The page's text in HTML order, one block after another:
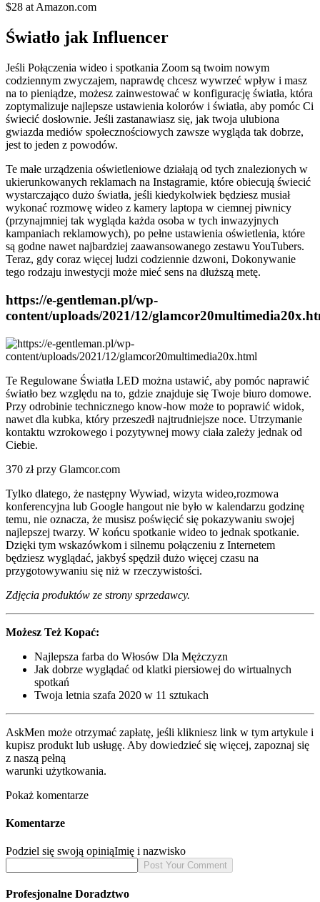
$28 at Amazon.com
Światło jak Influencer
Jeśli Połączenia wideo i spotkania Zoom są twoim nowym
codziennym zwyczajem, naprawdę chcesz wywrzeć wpływ i masz
na to pieniądze, możesz zainwestować w konfigurację światła, która
zoptymalizuje najlepsze ustawienia kolorów i światła, aby pomóc Ci
świecić dosłownie. Jeśli zastanawiasz się, jak twoja ulubiona
gwiazda mediów społecznościowych zawsze wygląda tak dobrze,
jest to jeden z powodów.
Te małe urządzenia oświetleniowe działają od tych znalezionych w
ukierunkowanych reklamach na Instagramie, które obiecują świecić
wystarczająco dużo światła, jeśli kiedykolwiek będziesz musiał
wykonać rozmowę wideo z kamery laptopa w ciemnej piwnicy
(przynajmniej tak wygląda każda osoba w tych inwazyjnych
kampaniach reklamowych), po pełne ustawienia oświetlenia, które
są godne nawet najbardziej zaawansowanego zestawu YouTubers.
Teraz, gdy coraz więcej ludzi codziennie dzwoni, Dokonywanie
tego rodzaju inwestycji może mieć sens na dłuższą metę.
https://e-gentleman.pl/wp-
content/uploads/2021/12/
Te Regulowane Światła LED można ustawić, aby pomóc naprawić
światło bez względu na to, gdzie znajduje się Twoje biuro domowe.
Przy odrobinie technicznego know-how może to poprawić widok,
nawet dla kubka, który przeszedł najtrudniejsze noce. Utrzymanie
kontaktu wzrokowego i pozytywnej mowy ciała zależy jednak od
Ciebie.
370 zł przy Glamcor.com
Tylko dlatego, że następny Wywiad, wizyta wideo,rozmowa
konferencyjna lub Google hangout nie było w kalendarzu godzinę
temu, nie oznacza, że musisz poświęcić się pokazywaniu swojej
najlepszej twarzy. W końcu spotkanie wideo to jednak spotkanie.
Dzięki tym wskazówkom i silnemu połączeniu z Internetem
będziesz wyglądać, jakbyś spędził dużo więcej czasu na
przygotowywaniu się niż w rzeczywistości.
Zdjęcia produktów ze strony sprzedawcy.
Możesz Też Kopać:
Najlepsza farba do Włosów Dla Mężczyzn
Jak dobrze wyglądać od klatki piersiowej do wirtualnych
spotkań
Twoja letnia szafa 2020 w 11 sztukach
AskMen może otrzymać zapłatę, jeśli klikniesz link w tym artykule i
kupisz produkt lub usługę. Aby dowiedzieć się więcej, zapoznaj się
z naszą pełną
warunki użytkowania.
Pokaż komentarze
Komentarze
Podziel się swoją opiniąImię i nazwisko
Profesjonalne Doradztwo